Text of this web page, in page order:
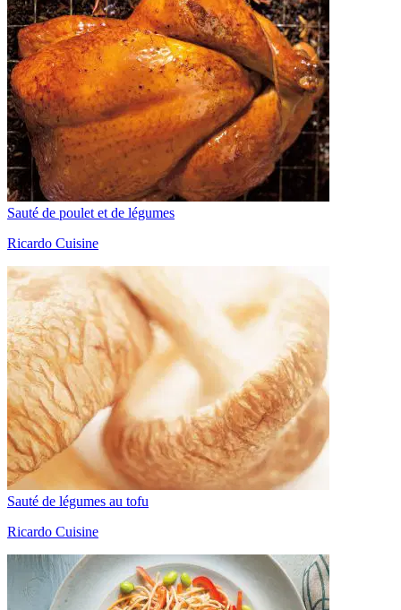
Sauté de poulet et de légumes
Ricardo Cuisine
Sauté de légumes au tofu
Ricardo Cuisine